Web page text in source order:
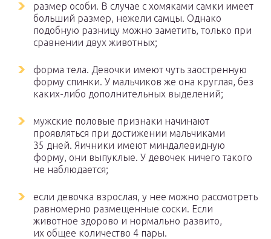
размер особи. В случае с хомяками самки имеет
больший размер, нежели самцы. Однако
подобную разницу можно заметить, только при
сравнении двух животных;
форма тела. Девочки имеют чуть заостренную
форму спинки. У мальчиков же она круглая, без
каких-либо дополнительных выделений;
мужские половые признаки начинают
проявляться при достижении мальчиками
35 дней. Яичники имеют миндалевидную
форму, они выпуклые. У девочек ничего такого
не наблюдается;
если девочка взрослая, у нее можно рассмотреть
равномерно размещенные соски. Если
животное здорово и нормально развито,
их общее количество 4 пары.